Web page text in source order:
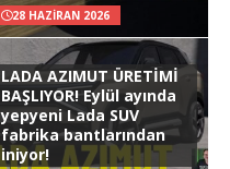
28 HAZIRAN 2026
LADA AZIMUT ÜRETİMİ
BAŞLIYOR! Eylül ayında
yepyeni Lada SUV
fabrika bantlarından
iniyor!